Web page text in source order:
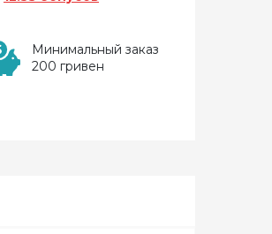
Минимальный заказ
200 гривен